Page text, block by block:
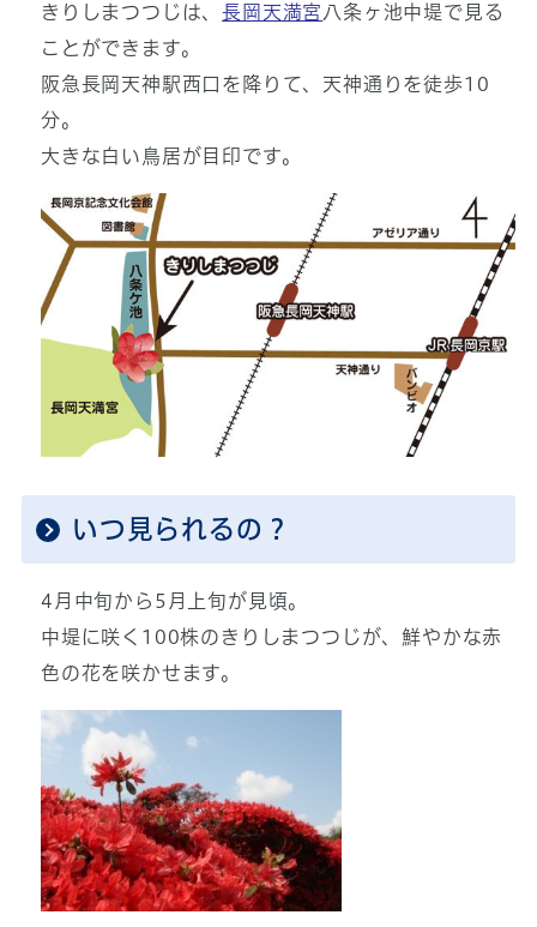
きりしまつつじは、長岡天満宮 八条ヶ池中堤で見る
ことができます。
阪急長岡天神駅西口を降りて、天神通りを徒歩10
分。
大きな白い鳥居が目印です。
いつ見られるの？
4月中旬から5月上旬が見頃。
中堤に咲く100株のきりしまつつじが、鮮やかな赤
色の花を咲かせます。